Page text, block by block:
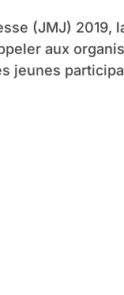
(JMJ) 2019,
aux
jeunes